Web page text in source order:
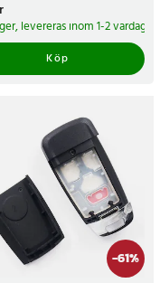
kr
levereras inom 1-2 vardagar
Köp
-61%